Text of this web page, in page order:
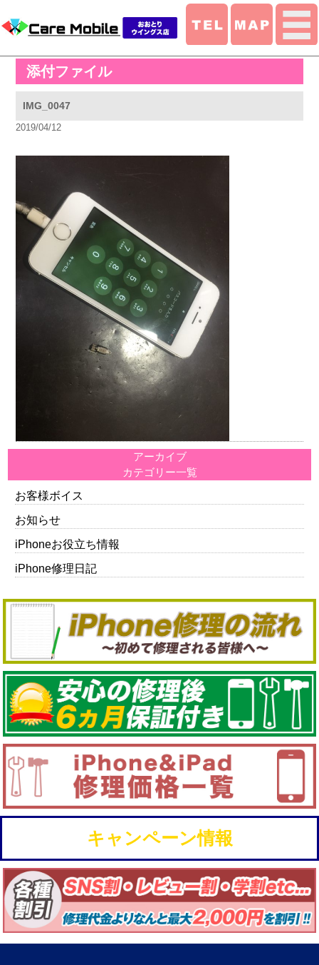
添付ファイル
IMG_0047
2019/04/12
アーカイブ
カテゴリー一覧
お客様ボイス
お知らせ
iPhoneお役立ち情報
iPhone修理日記
キャンペーン情報